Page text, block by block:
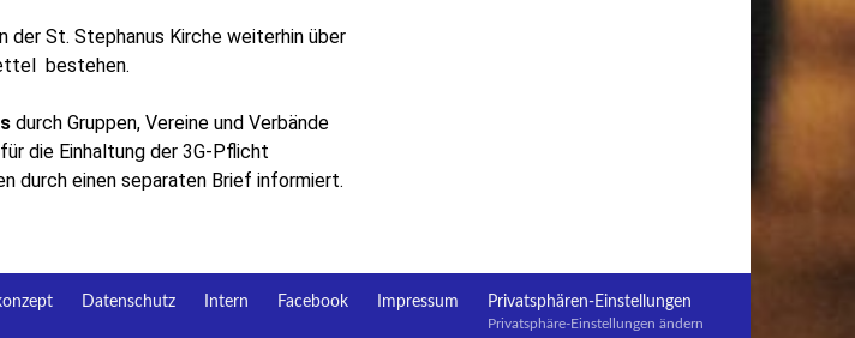
der St. Stephanus Kirche weiterhin über
bestehen.
durch Gruppen, Vereine und Verbände
die Einhaltung der 3G-Pflicht
durch einen separaten Brief informiert.
Datenschutz Intern Facebook Impressum Privatsphären-Einstellungen
Privatsphäre-Einstellungen ändern